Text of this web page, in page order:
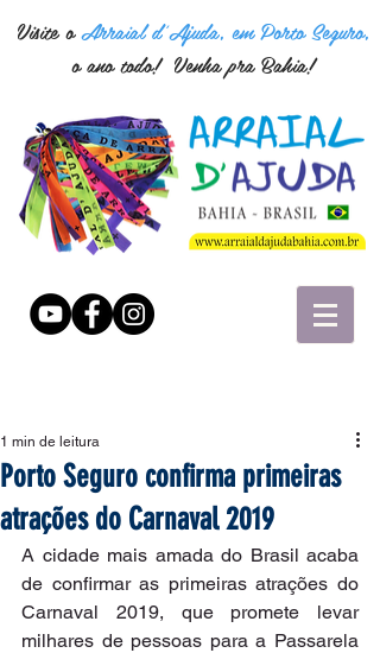
Visite oArraial d'Ajuda, em Porto Seguro,
o ano todo! Venha pra Bahia!
Porto Seguro confirma primeiras
atrações do Carnaval 2019
1 min de leitura
A cidade mais amada do Brasil acaba
de confirmar as primeiras atrações do
Carnaval 2019, que promete levar
milhares de pessoas para a Passarela